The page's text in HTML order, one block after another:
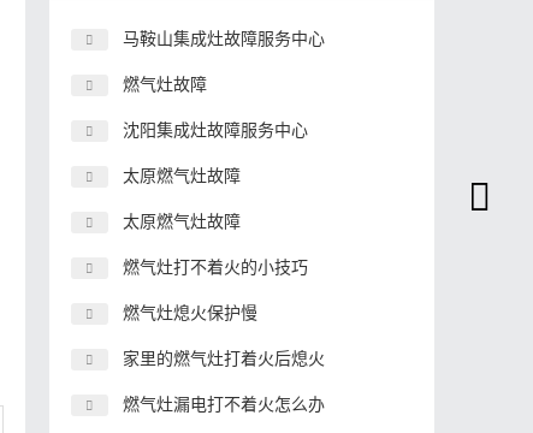
马鞍山集成灶故障服务中心
燃气灶故障
沈阳集成灶故障服务中心
太原燃气灶故障
太原燃气灶故障
燃气灶打不着火的小技巧
燃气灶熄火保护慢
家里的燃气灶打着火后熄火
燃气灶漏电打不着火怎么办